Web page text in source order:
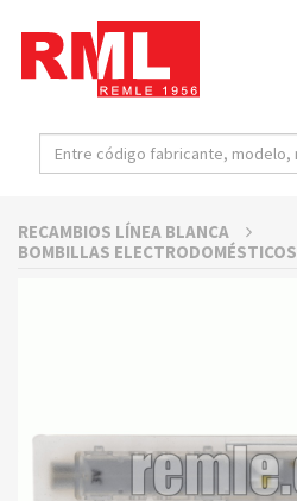
RECAMBIOS LÍNEA BLANCA
BOMBILLAS ELECTRODOMÉSTICOS